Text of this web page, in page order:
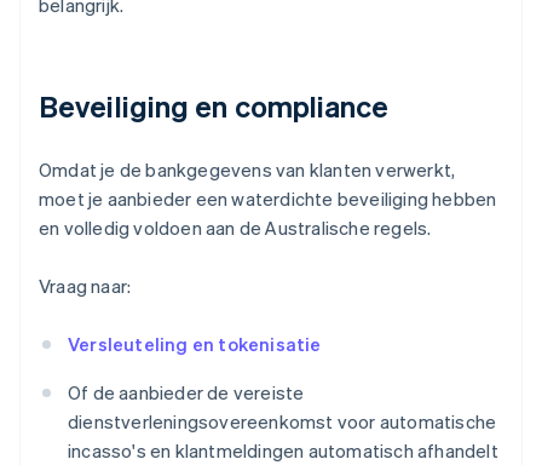
belangrijk.
Beveiliging en compliance
Omdat je de bankgegevens van klanten verwerkt,
moet je aanbieder een waterdichte beveiliging hebben
en volledig voldoen aan de Australische regels.
Vraag naar:
Versleuteling en tokenisatie
Of de aanbieder de vereiste
dienstverleningsovereenkomst voor automatische
incasso's en klantmeldingen automatisch afhandelt